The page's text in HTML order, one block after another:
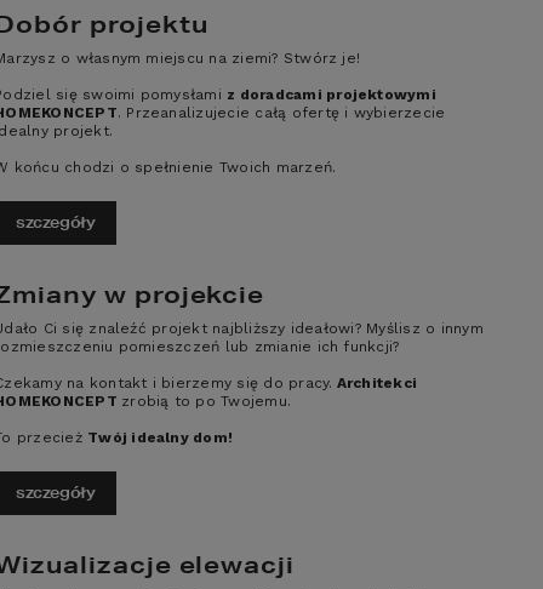
projektu
o własnym miejscu na ziemi? Stwórz je!
się swoimi pomysłami z doradcami projektowymi
. Przeanalizujecie całą ofertę i wybierzecie
projekt.
końcu chodzi o spełnienie Twoich marzeń.
szczegóły
w projekcie
Ci się znaleźć projekt najbliższy ideałowi? Myślisz o innym
pomieszczeń lub zmianie ich funkcji?
na kontakt i bierzemy się do pracy. Architekci
zrobią to po Twojemu.
przecież Twój idealny dom!
szczegóły
elewacji